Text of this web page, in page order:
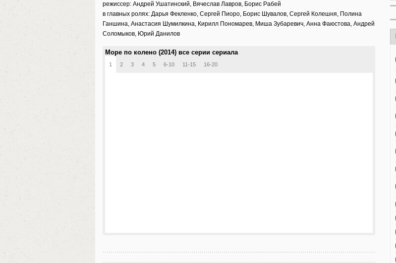
режиссер: Андрей Ушатинский, Вячеслав Лавров, Борис Рабей
в главных ролях: Дарья Фекленко, Сергей Пиоро, Борис Шувалов, Сергей Колешня, Полина
Ганшина, Анастасия Шумилкина, Кирилл Пономарев, Миша Зубаревич, Анна Фаюстова, Андрей
Соломыков, Юрий Данилов
Море по колено (2014) все серии сериала
1 2 3 4 5 6-10 11-15 16-20